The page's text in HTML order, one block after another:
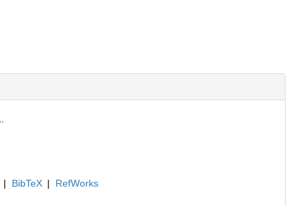
| BibTeX |
RefWorks